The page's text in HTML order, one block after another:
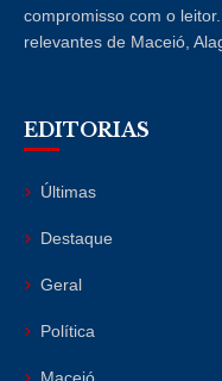
compromisso com o
relevantes de Maceió,
EDITORIAS
Últimas
Destaque
Geral
Política
Maceió